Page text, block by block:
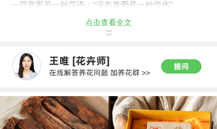
一层意思另一种花语：“没有真爱是一种悲伤”。
象征：热情，坚韧不拔，顽强奋进精神。
点击查看全文